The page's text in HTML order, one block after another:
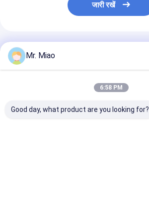
जारी रखें
अनुशंसित उत्पाद
Mr. Miao
6:58 PM
Good day, what product are you looking for?